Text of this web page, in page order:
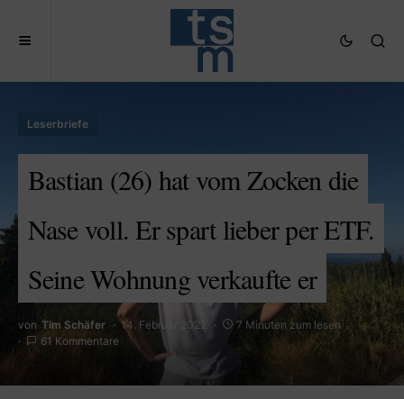
Leserbriefe
Bastian (26) hat vom Zocken die
Nase voll. Er spart lieber per ETF.
Seine Wohnung verkaufte er
von Tim Schäfer 14. Februar 2022
7 Minuten zum lesen
61 Kommentare